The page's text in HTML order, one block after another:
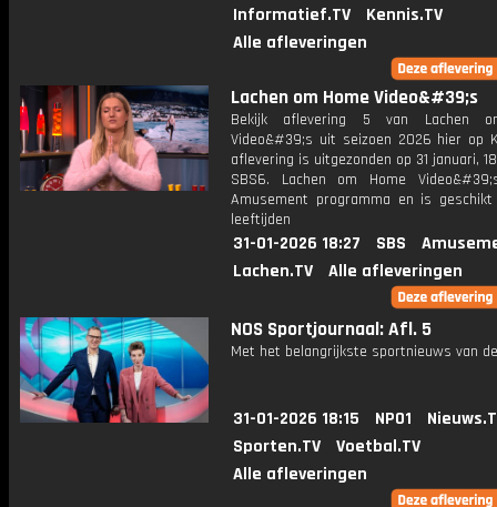
Informatief.TV
Kennis.TV
Alle afleveringen
Lachen om Home Video&#39;s
Bekijk aflevering 5 van Lachen
Video&#39;s uit seizoen 2026 hier op
aflevering is uitgezonden op 31 januari,
SBS6. Lachen om Home
Amusement programma en is
leeftijden
31-01-2026 18:27 SBS
Lachen.TV
Alle afleveringen
NOS Sportjournaal: Afl. 5
Met het belangrijkste sportnieuws van
31-01-2026 18:15 NPO1
Sporten.TV
Voetbal.TV
Alle afleveringen